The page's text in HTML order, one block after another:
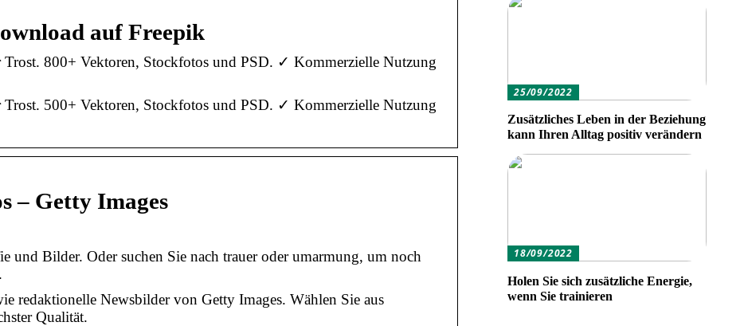
auf Freepik
800+ Vektoren, Stockfotos und PSD. ✓ Kommerzielle Nutzung
500+ Vektoren, Stockfotos und PSD. ✓ Kommerzielle Nutzung
– Getty Images
und Bilder. Oder suchen Sie nach trauer oder umarmung, um noch
redaktionelle Newsbilder von Getty Images. Wählen Sie aus
Qualität.
25/09/2022
Zusätzliches Leben in der Beziehung
kann Ihren Alltag positiv verändern
18/09/2022
Holen Sie sich zusätzliche Energie,
wenn Sie trainieren